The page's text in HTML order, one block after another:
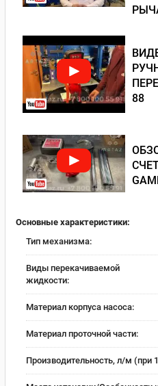
88
Основные характеристики:
Тип механизма:
Виды перекачиваемой
жидкости:
Материал корпуса насоса:
Материал проточной части:
Производительность, л/м (при